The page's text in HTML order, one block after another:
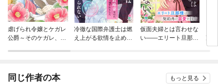
虐げられ令嬢とケガレ
公爵～そのケガレ、払
冷徹な国際弁護士は燃
え上がる欲情を止めら
仮面夫婦とは言わせな
い——エリート旦那様
凄
し
ズ】
同じ作者の本 もっと見る